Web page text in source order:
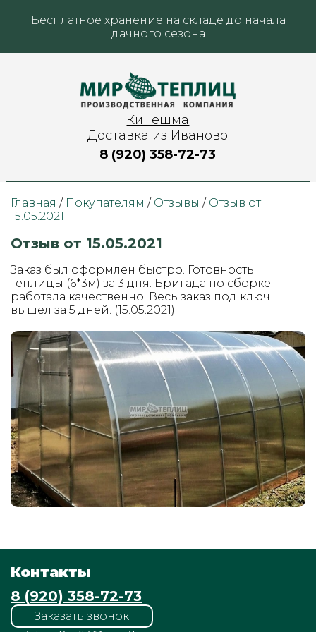
Бесплатное хранение на складе до начала
дачного сезона
Кинешма
Доставка из Иваново
8 (920) 358-72-73
Главная / Покупателям / Отзывы / Отзыв от
15.05.2021
Отзыв от 15.05.2021
Заказ был оформлен быстро. Готовность
теплицы (6*3м) за 3 дня. Бригада по сборке
работала качественно. Весь заказ под ключ
вышел за 5 дней. (15.05.2021)
Контакты
8 (920) 358-72-73
Заказать звонок